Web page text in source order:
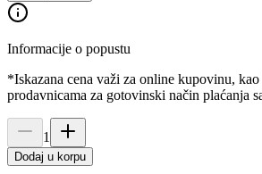
Informacije o popustu
*Iskazana cena važi za online kupovinu,
prodavnicama za gotovinski način plaćanja
1
Dodaj u korpu